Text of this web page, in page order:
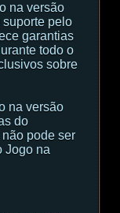
na versão
pelo
garantias
todo o
sobre
na versão
do
pode ser
Jogo na